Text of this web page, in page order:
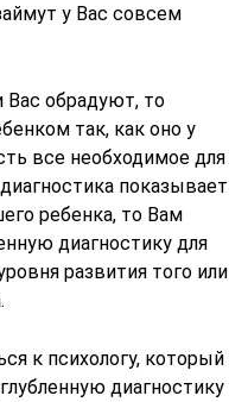
у Вас совсем
Вас обрадуют, то
так, как оно у
все необходимое для
показывает
ребенка, то Вам
диагностику для
развития того или
к психологу, который
диагностику